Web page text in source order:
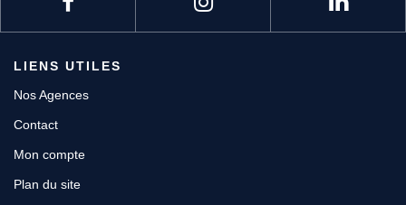
LIENS UTILES
Nos Agences
Contact
Mon compte
Plan du site